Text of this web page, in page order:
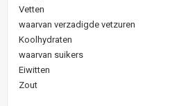
Vetten
waarvan verzadigde vetzuren
Koolhydraten
waarvan suikers
Eiwitten
Zout